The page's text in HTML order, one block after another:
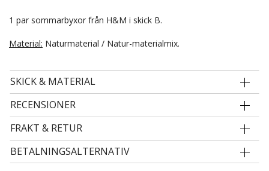
1 par sommarbyxor från H&M i skick B.
Material: Naturmaterial / Natur-materialmix.
SKICK & MATERIAL
RECENSIONER
FRAKT & RETUR
BETALNINGSALTERNATIV